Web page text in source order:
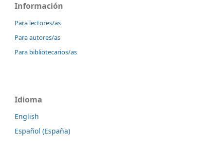
Información
Para lectores/as
Para autores/as
Para bibliotecarios/as
Idioma
English
Español (España)